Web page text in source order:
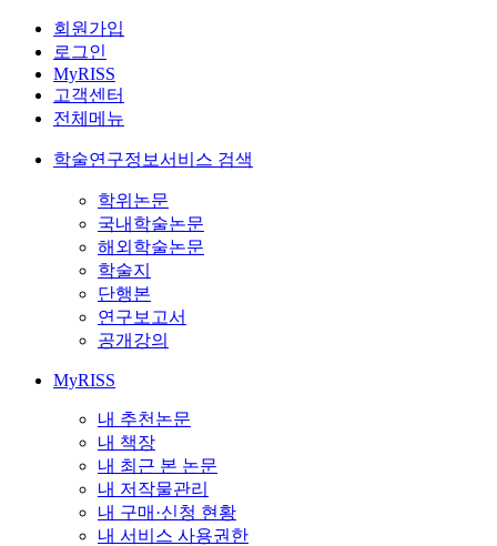
회원가입
로그인
MyRISS
고객센터
전체메뉴
학술연구정보서비스 검색
학위논문
국내학술논문
해외학술논문
학술지
단행본
연구보고서
공개강의
MyRISS
내 추천논문
내 책장
내 최근 본 논문
내 저작물관리
내 구매·신청 현황
내 서비스 사용권한